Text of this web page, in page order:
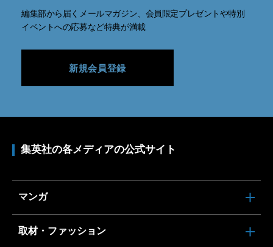
編集部から届くメールマガジン、会員限定プレゼントや特別
イベントへの応募など特典が満載
新規会員登録
集英社の各メディアの公式サイト
マンガ
取材・ファッション